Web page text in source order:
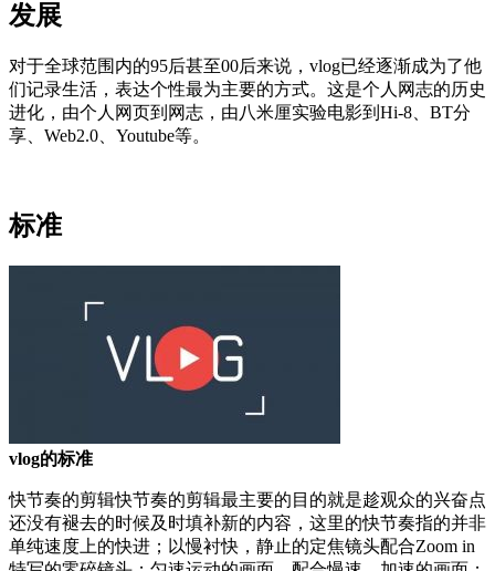
发展
对于全球范围内的95后甚至00后来说，vlog已经逐渐成为了他
们记录生活，表达个性最为主要的方式。这是个人网志的历史
进化，由个人网页到网志，由八米厘实验电影到Hi-8、BT分
享、Web2.0、Youtube等。
标准
vlog的标准
快节奏的剪辑快节奏的剪辑最主要的目的就是趁观众的兴奋点
还没有褪去的时候及时填补新的内容，这里的快节奏指的并非
单纯速度上的快进；以慢衬快，静止的定焦镜头配合Zoom in